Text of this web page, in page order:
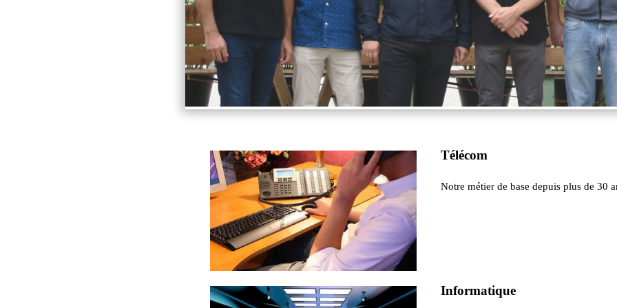
Télécom
Notre métier de base depuis plus de 30
Informatique